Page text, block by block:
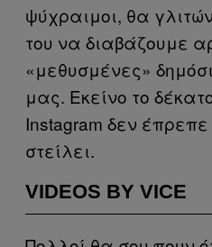
ψύχραιμοι, θα
του να διαβάζουμε
«μεθυσμένες»
μας. Εκείνο το
Instagram δεν
στείλει.
VIDEOS BY VICE